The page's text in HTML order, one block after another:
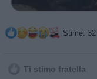
Stime: 32
Ti stimo fratella